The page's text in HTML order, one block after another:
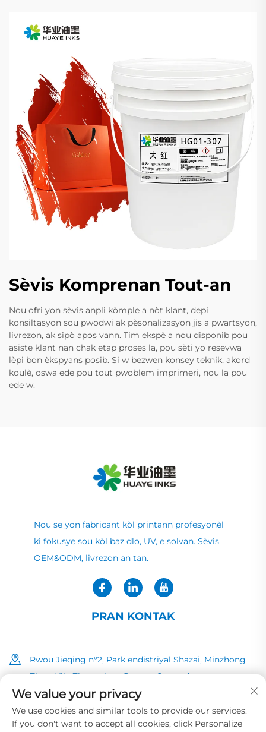
Sèvis Komprenan Tout-an
Nou ofri yon sèvis anpli kòmple a nòt klant, depi
konsiltasyon sou pwodwi ak pèsonalizasyon jis a pwartsyon,
livrezon, ak sipò apos vann. Tim ekspè a nou disponib pou
asiste klant nan chak etap proses la, pou sèti yo resevwa
lèpi bon èkspyans posib. Si w bezwen konsey teknik, akord
koulè, oswa ede pou tout pwoblem imprimeri, nou la pou
ede w.
Nou se yon fabricant kòl printann profesyonèl
ki fokusye sou kòl baz dlo, UV, e solvan. Sèvis
OEM&ODM, livrezon an tan.
PRAN KONTAK
Rwou Jieqing n°2, Park endistriyal Shazai, Minzhong
Zhen, Vila Zhongshan, Povens Guangdong
+86-13726040081
[email protected]
We value your privacy
We use cookies and similar tools to provide our services.
If you don't want to accept all cookies, click Personalize